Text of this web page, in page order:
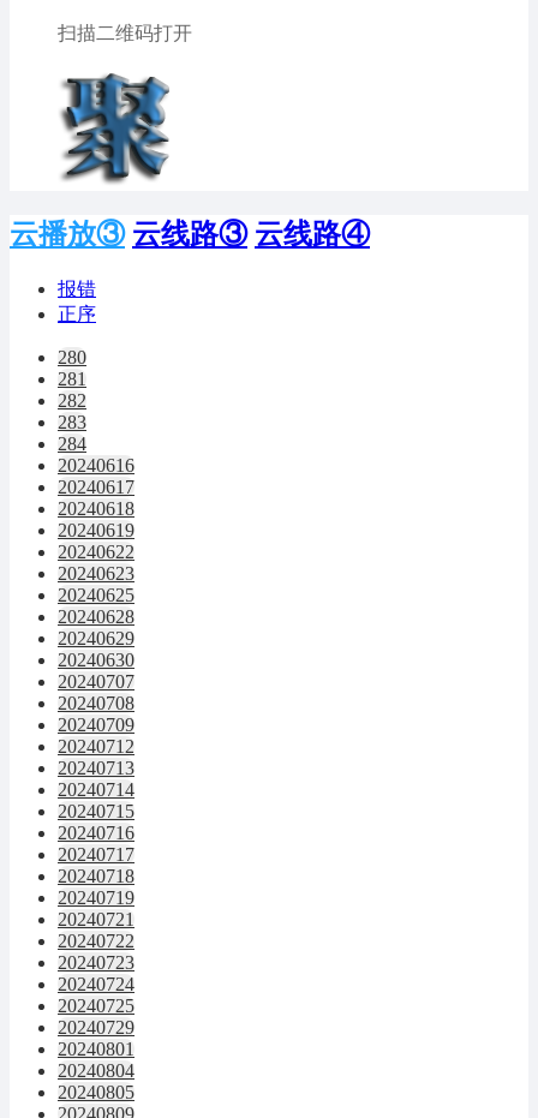
扫描二维码打开
云播放③ 云线路③ 云线路④
报错
正序
280
281
282
283
284
20240616
20240617
20240618
20240619
20240622
20240623
20240625
20240628
20240629
20240630
20240707
20240708
20240709
20240712
20240713
20240714
20240715
20240716
20240717
20240718
20240719
20240721
20240722
20240723
20240724
20240725
20240729
20240801
20240804
20240805
20240809